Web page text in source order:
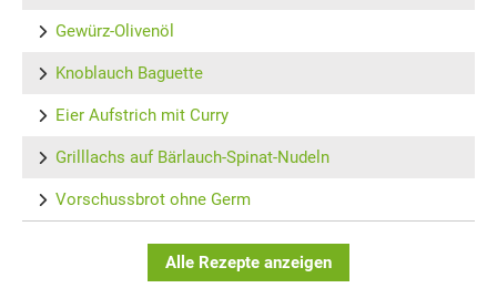
Gewürz-Olivenöl
Knoblauch Baguette
Eier Aufstrich mit Curry
Grilllachs auf Bärlauch-Spinat-Nudeln
Vorschussbrot ohne Germ
Alle Rezepte anzeigen